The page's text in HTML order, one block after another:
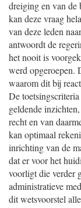
dreiging en van de
kan deze vraag
van deze leden
antwoordt de
het nooit is
werd opgeroepen.
waarom dit bij
De
geldende
recht en van
kan optimaal
inrichting van de
dat er voor het
voorligt die verder
administratieve
dit wetsvoorstel